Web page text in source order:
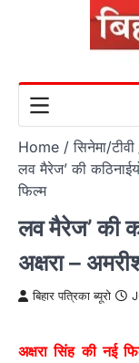
Home
सिनेमा/टीवी
लव मैरेज’ की
फिल्‍म
लव मैरेज’ की
अक्षरा –
बिहार पत्रिका ब्यूरो
अक्षरा सिंह की नई